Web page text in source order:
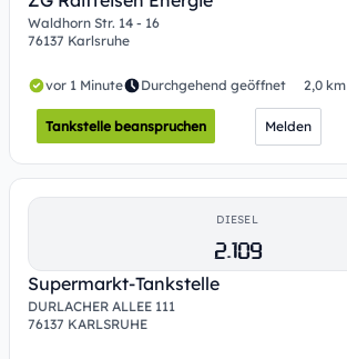
Waldhorn Str. 14 - 16
76137 Karlsruhe
vor 1 Minute Durchgehend geöffnet 2,0 km
Tankstelle beanspruchen Melden
DIESEL
2.109
Supermarkt-Tankstelle
DURLACHER ALLEE 111
76137 KARLSRUHE